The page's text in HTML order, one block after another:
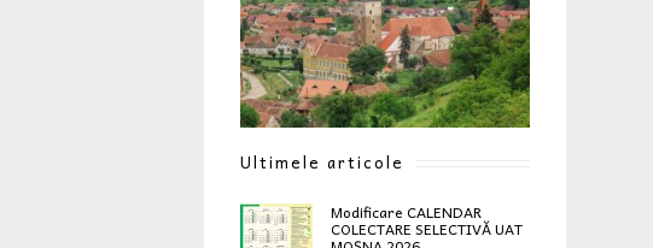
Ultimele articole
Modificare CALENDAR
COLECTARE SELECTIVĂ UAT